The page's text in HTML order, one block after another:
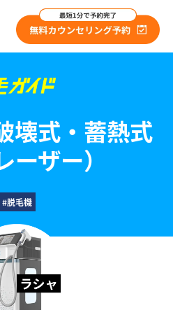
壊式・蓄熱式
ザー）
#脱毛機